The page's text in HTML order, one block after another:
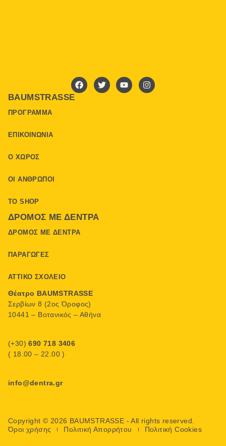
BAUMSTRASSE
ΠΡΌΓΡΑΜΜΑ
ΕΠΙΚΟΙΝΩΝΊΑ
Ο ΧΏΡΟΣ
ΟΙ ΆΝΘΡΩΠΟΙ
ΤΟ SHOP
ΔΡΌΜΟΣ ΜΕ ΔΈΝΤΡΑ
ΔΡΌΜΟΣ ΜΕ ΔΈΝΤΡΑ
ΠΑΡΑΓΩΓΈΣ
ΑΤΤΙΚΌ ΣΧΟΛΕΊΟ
Θέατρο BAUMSTRASSE
Σερβίων 8 (2ος Όροφος)
10441 – Βοτανικός – Αθήνα
(+30)690 718 3406
( 18.00 – 22.00 )
info@dentra.gr
Copyright © 2026 BAUMSTRASSE - All rights reserved.
Όροι χρήσης
Πολιτική Απορρήτου Πολιτική Cookies